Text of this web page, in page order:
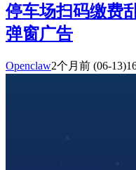
停车场扫码缴费
弹窗广告
Openclaw2个月前 (06-13)